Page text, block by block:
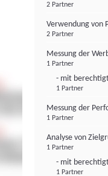
2 Partner
Verwendung von
2 Partner
Messung der
1 Partner
- mit
1 Partner
Messung der
1 Partner
Analyse von
1 Partner
- mit
1 Partner